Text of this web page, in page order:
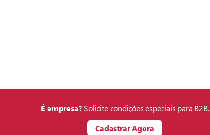
É empresa?Solicite condições especiais para B2B.
Cadastrar Agora